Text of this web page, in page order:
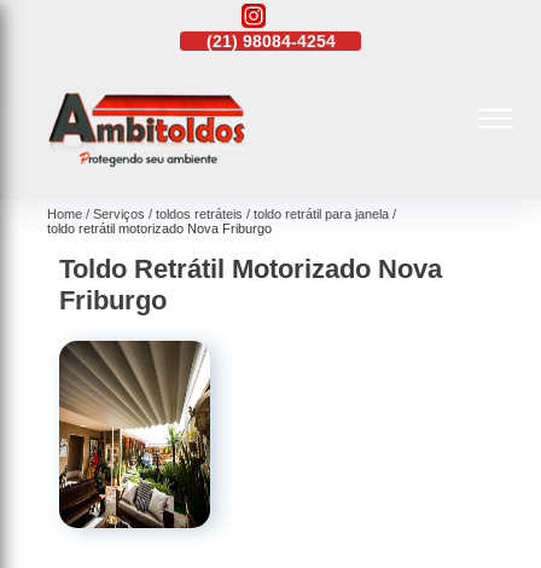
(21)98084-4254
Home Serviços toldos retráteis
toldo retrátil para janela
toldo retrátil motorizado Nova Friburgo
Toldo Retrátil Motorizado Nova
Friburgo